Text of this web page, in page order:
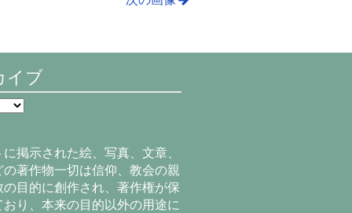
イブ
掲示された絵、写真、文章、
の著作物一切は信仰、教会の親
の目的に創作され、著作権が保
おり、本来の目的以外の用途に